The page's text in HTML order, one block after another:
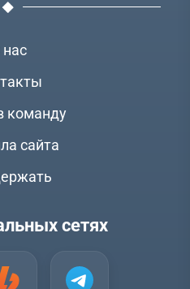
команду
сайта
сетях